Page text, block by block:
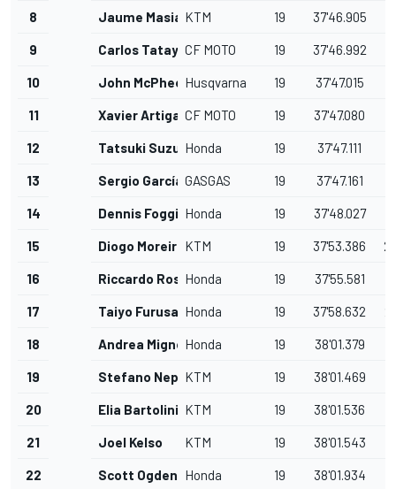
8 Jaume Masia KTM 19 37'46.905
9 Carlos Tatay CF MOTO 19 37'46.992
10 John McPhee Husqvarna 19 37'47.015
11 Xavier ArtigasCF MOTO 19 37'47.080
12 Tatsuki SuzukiHonda 19 37'47.111
13 Sergio García Dols
GASGAS 19 37'47.161
14 Dennis FoggiaHonda 19 37'48.027
15 Diogo Moreira KTM 19 37'53.386
16 Riccardo RossiHonda 19 37'55.581
17 Taiyo FurusatoHonda 19 37'58.632
18 Andrea Migno Honda 19 38'01.379
19 Stefano NepaKTM 19 38'01.469
20 Elia Bartolini KTM 19 38'01.536
21 Joel Kelso KTM 19 38'01.543
22 Scott Ogden Honda 19 38'01.934